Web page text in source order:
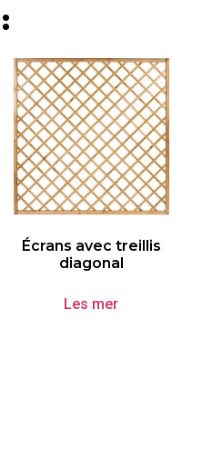
Écrans avec treillis
diagonal
Les mer